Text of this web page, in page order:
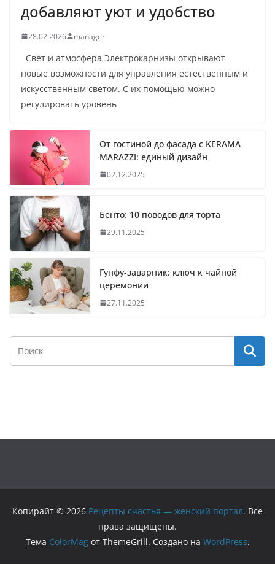
добавляют уют и удобство
28.02.2026 manager
Свет и атмосфера Электрокарнизы открывают
новые возможности для управления естественным и
искусственным светом. С их помощью можно
регулировать уровень
От гостиной до фасада с KERAMA
MARAZZI: единый дизайн
02.12.2025
Бенто: 10 поводов для торта
29.11.2025
Гунфу-заварник: ключ к чайной
церемонии
27.11.2025
Копирайт © 2026 Рецепты счастья — женский портал. Все
права защищены.
Тема ColorMagот ThemeGrill. Создано на WordPress.